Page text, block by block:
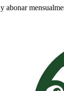
y abonar